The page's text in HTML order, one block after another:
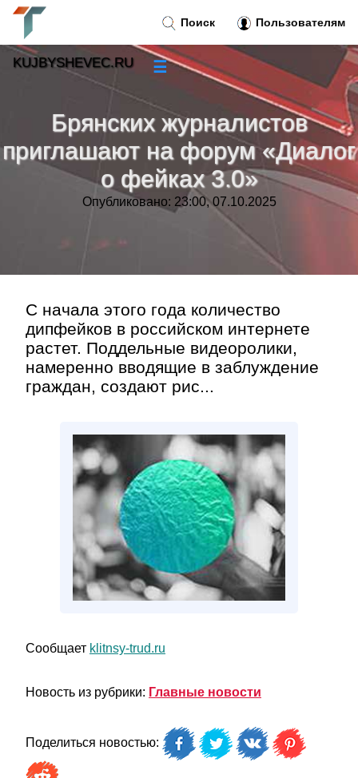
Брянских журналистов
приглашают на форум «Диалог
о фейках 3.0»
Опубликовано: 23:00, 07.10.2025
С начала этого года количество
дипфейков в российском интернете
растет. Поддельные видеоролики,
намеренно вводящие в заблуждение
граждан, создают рис...
Сообщает klitnsy-trud.ru
Новость из рубрики: Главные новости
Поделиться новостью:
Поиск Пользователям
KUJBYSHEVEC.RU ☰
Новости»
Тренды новостей »
Рубрики»
Контакт»